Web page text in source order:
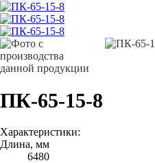
ПК-65-15-8
Характеристики:
Длина, мм
6480